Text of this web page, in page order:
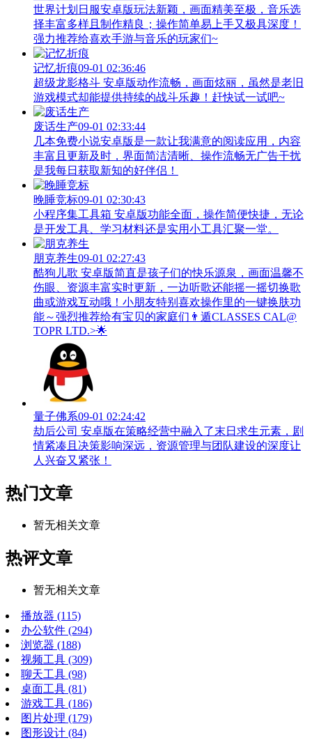
世界计划日服安卓版玩法新颖，画面精美至极，音乐选
择丰富多样且制作精良；操作简单易上手又极具深度！
强力推荐给喜欢手游与音乐的玩家们~
记忆折痕09-01 02:36:46
超级龙影格斗 安卓版动作流畅，画面炫丽，虽然是老旧
游戏模式却能提供持续的战斗乐趣！赶快试一试吧~
废话生产09-01 02:33:44
几本免费小说安卓版是一款让我满意的阅读应用，内容
丰富且更新及时，界面简洁清晰、操作流畅无广告干扰
是我每日获取新知的好伴侣！
晚睡竞标09-01 02:30:43
小程序集工具箱 安卓版功能全面，操作简便快捷，无论
是开发工具、学习材料还是实用小工具汇聚一堂。
朋克养生09-01 02:27:43
酷狗儿歌 安卓版简直是孩子们的快乐源泉，画面温馨不
伤眼、资源丰富实时更新，一边听歌还能摇一摇切换歌
曲或游戏互动哦！小朋友特别喜欢操作里的一键换肤功
能～强烈推荐给有宝贝的家庭们👨‍遁️CLASSES CAL@
TOPR LTD.>🌟
量子佛系09-01 02:24:42
劫后公司 安卓版在策略经营中融入了末日求生元素，剧
情紧凑且决策影响深远，资源管理与团队建设的深度让
人兴奋又紧张！
热门文章
暂无相关文章
热评文章
暂无相关文章
播放器 (115)
办公软件 (294)
浏览器 (188)
视频工具 (309)
聊天工具 (98)
桌面工具 (81)
游戏工具 (186)
图片处理 (179)
图形设计 (84)